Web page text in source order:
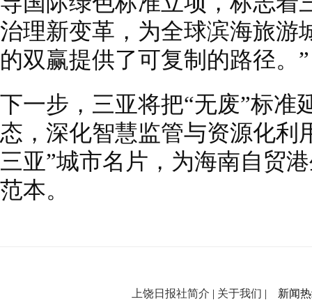
治理新变革，为全球滨海旅游
的双赢提供了可复制的路径。”
下一步，三亚将把“无废”标准
态，深化智慧监管与资源化利
三亚”城市名片，为海南自贸
范本。
上饶日报社简介 | 关于我们 | 新闻热